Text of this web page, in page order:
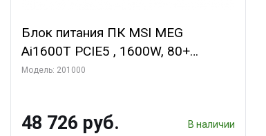
Блок питания ПК MSI MEG
Ai1600T PCIE5 , 1600W, 80+
Titanium, полностью модульный,
Модель: 201000
48 726 руб. В наличии